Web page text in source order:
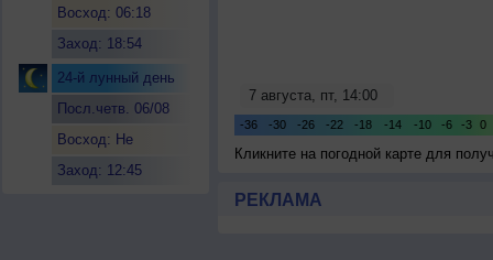
Восход: 06:18
Заход: 18:54
24-й лунный день
Посл.четв. 06/08
Восход: Не
Заход: 12:45
Кликните на погодной карте для
РЕКЛАМА